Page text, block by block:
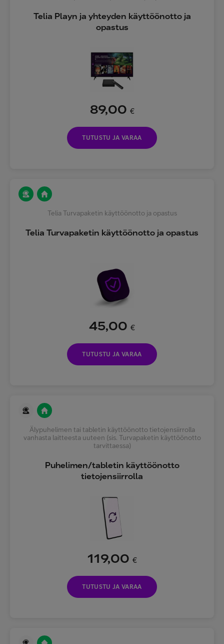
Telia Playn ja yhteyden käyttöönotto ja
opastus
89,00 €
TUTUSTU JA VARAA
Telia Turvapaketin käyttöönotto ja opastus
Telia Turvapaketin käyttöönotto ja opastus
45,00 €
TUTUSTU JA VARAA
Älypuhelimen tai tabletin käyttöönotto tietojensiirrolla
vanhasta laitteesta uuteen (sis. Turvapaketin käyttöönotto
tarvittaessa)
Puhelimen/tabletin käyttöönotto
tietojensiirrolla
119,00 €
TUTUSTU JA VARAA